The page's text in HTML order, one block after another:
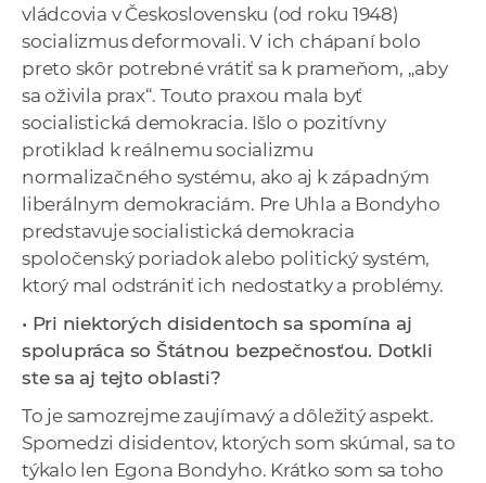
vládcovia v Československu (od roku 1948)
socializmus deformovali. V ich chápaní bolo
preto skôr potrebné vrátiť sa k prameňom, „aby
sa oživila prax“. Touto praxou mala byť
socialistická demokracia. Išlo o pozitívny
protiklad k reálnemu socializmu
normalizačného systému, ako aj k západným
liberálnym demokraciám. Pre Uhla a Bondyho
predstavuje socialistická demokracia
spoločenský poriadok alebo politický systém,
ktorý mal odstrániť ich nedostatky a problémy.
• Pri niektorých disidentoch sa spomína aj
spolupráca so Štátnou bezpečnosťou. Dotkli
ste sa aj tejto oblasti?
To je samozrejme zaujímavý a dôležitý aspekt.
Spomedzi disidentov, ktorých som skúmal, sa to
týkalo len Egona Bondyho. Krátko som sa toho